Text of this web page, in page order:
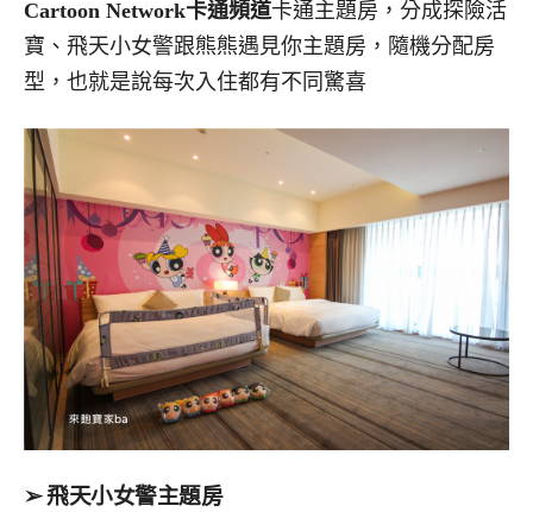
Cartoon Network卡通頻道卡通主題房，分成探險活
寶、飛天小女警跟熊熊遇見你主題房，隨機分配房
型，也就是說每次入住都有不同驚喜
➢ 飛天小女警主題房